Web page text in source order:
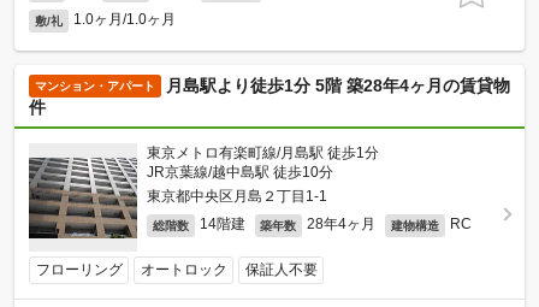
敷/礼 1.0ヶ月/1.0ヶ月
マンション・アパート
月島駅より徒歩1分 5階 築28年4ヶ月の賃貸物
件
東京メトロ有楽町線/月島駅 徒歩1分
JR京葉線/越中島駅 徒歩10分
東京都中央区月島２丁目1-1
総階数 14階建 築年数 28年4ヶ月 建物構造 RC
フローリング オートロック 保証人不要